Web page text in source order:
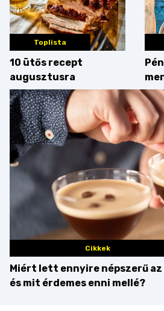
Toplista
10 ütős recept
augusztusra
Cikkek
Miért lett ennyire népszerű az
és mit érdemes enni mellé?